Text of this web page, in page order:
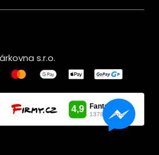
s.r.o.